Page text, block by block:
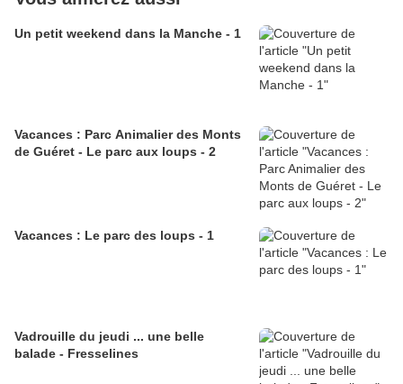
Un petit weekend dans la Manche - 1
Vacances : Parc Animalier des Monts
de Guéret - Le parc aux loups - 2
Vacances : Le parc des loups - 1
Vadrouille du jeudi ... une belle
balade - Fresselines